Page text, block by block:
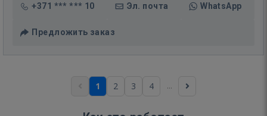
+371 *** *** 10 Эл. почта WhatsApp
Предложить заказ
1 2 3 4 ...